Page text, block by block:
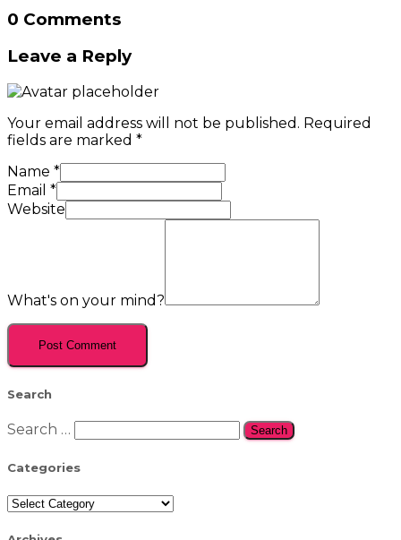
0 Comments
Leave a Reply
Your email address will not be published. Required
fields are marked *
Name *
Email *
Website
What's on your mind?
Search
Search
Search …
Categories
Categories